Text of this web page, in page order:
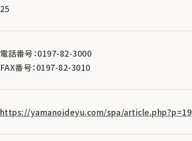
25
電話番号：0197-82-3000
FAX番号：0197-82-3010
https://yamanoideyu.com/spa/article.php?p=19